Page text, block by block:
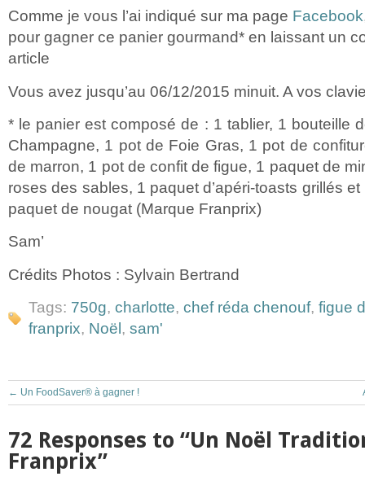
Comme je vous l’ai indiqué sur ma page Facebook
pour gagner ce panier gourmand* en laissant un
article
Vous avez jusqu’au 06/12/2015 minuit. A vos
* le panier est composé de : 1 tablier, 1 bouteille
Champagne, 1 pot de Foie Gras, 1 pot de
de marron, 1 pot de confit de figue, 1 paquet de
roses des sables, 1 paquet d’apéri-toasts grillés et
paquet de nougat (Marque Franprix)
Sam’
Crédits Photos : Sylvain Bertrand
Tags: 750g, charlotte, chef réda chenouf, figue
franprix, Noël , sam'
← Un FoodSaver® à gagner !
72 Responses to “Un Noël
Franprix”